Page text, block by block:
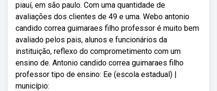
piauí, em são paulo. Com uma quantidade de
avaliações dos clientes de 49 e uma. Webo antonio
candido correa guimaraes filho professor é muito bem
avaliado pelos pais, alunos e funcionários da
instituição, reflexo do comprometimento com um
ensino de. Antonio candido correa guimaraes filho
professor tipo de ensino: Ee (escola estadual) |
município: